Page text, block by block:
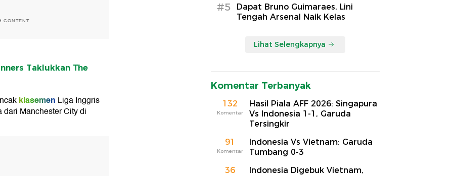
CONTENT
Taklukkan The
klasemen Liga Inggris
Manchester City di
#5
Dapat Bruno Guimaraes, Lini
Tengah Arsenal Naik Kelas
Lihat Selengkapnya
Komentar Terbanyak
132
Komentar
Hasil Piala AFF 2026: Singapura
Vs Indonesia 1-1, Garuda
Tersingkir
91
Komentar
Indonesia Vs Vietnam: Garuda
Tumbang 0-3
36
Indonesia Digebuk Vietnam,